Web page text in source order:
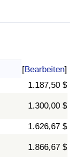
[Bearbeiten]
1.187,50 $
1.300,00 $
1.626,67 $
1.866,67 $